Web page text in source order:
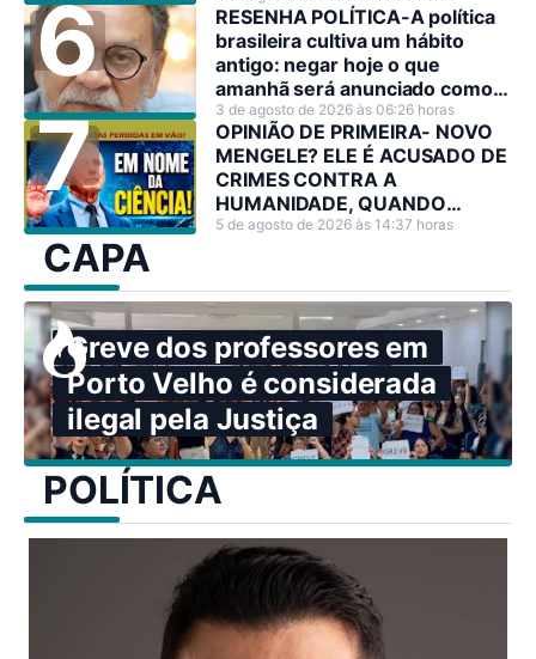
RESENHA POLÍTICA-A política
brasileira cultiva um hábito
antigo: negar hoje o que
amanhã será anunciado como
decisão estratégica.
3 de agosto de 2026 às 06:26 horas
OPINIÃO DE PRIMEIRA- NOVO
MENGELE? ELE É ACUSADO DE
CRIMES CONTRA A
HUMANIDADE, QUANDO
PODERIA TER SALVADO
5 de agosto de 2026 às 14:37 horas
CAPA
Greve dos professores em
Porto Velho é considerada
ilegal pela Justiça
POLÍTICA